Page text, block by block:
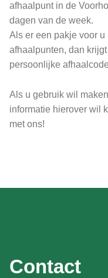
afhaalpunt in de
dagen van de week.
Als er een pakje voor
afhaalpunten, dan
persoonlijke
Als u gebruik wil
informatie hierover wil
met ons!
Contact